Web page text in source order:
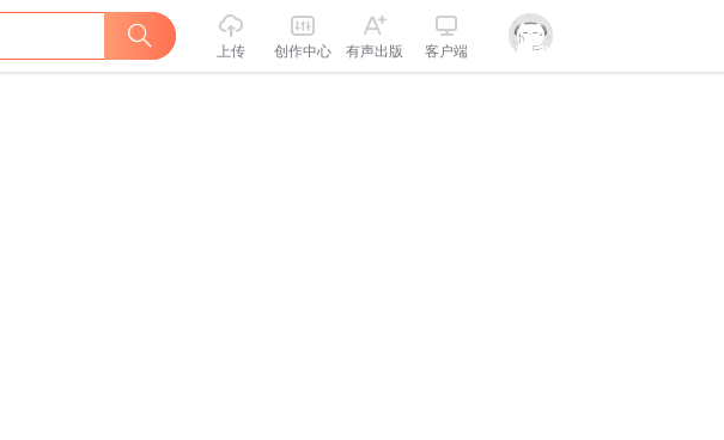
上传 创作中心 有声出版 客户端